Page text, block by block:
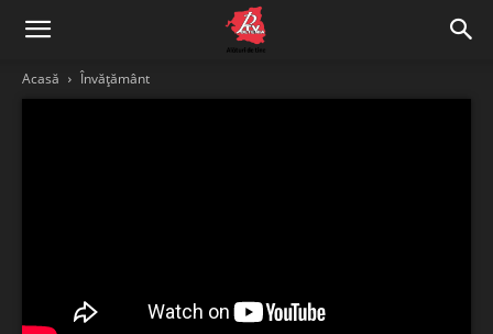
Acasă Învățământ